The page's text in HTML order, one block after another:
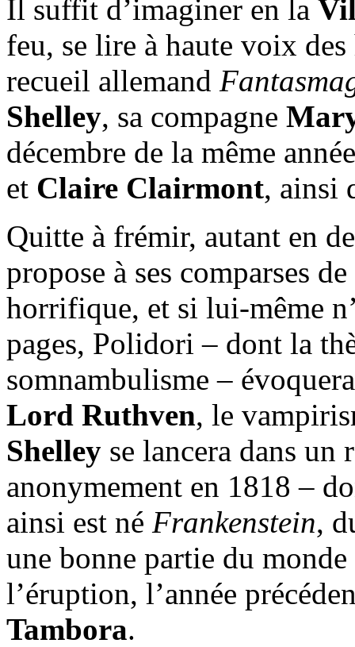
Il suffit d’imaginer en la
feu, se lire à haute voix
recueil allemand
Shelley, sa compagne
décembre de la même
et Claire Clairmont, ainsi
Quitte à frémir, autant en
propose à ses comparses
horrifique, et si lui-même
pages, Polidori – dont la
somnambulisme –
Lord Ruthven, le
Shelley se lancera dans
anonymement en 1818 –
ainsi est né Frankenstein,
une bonne partie du
l’éruption, l’année
Tambora.